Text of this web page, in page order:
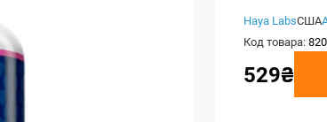
Haya LabsСША
Код товара:
529₴